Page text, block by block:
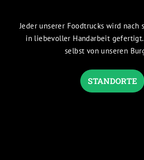
Jeder unserer Foodtrucks wird nach
in liebevoller Handarbeit
selbst von unseren
STANDORTE